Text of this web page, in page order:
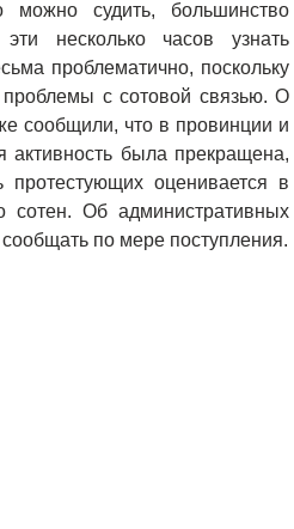
можно судить, большинство
несколько часов узнать
проблематично, поскольку
с сотовой связью. О
сообщили, что в провинции и
активность была прекращена,
протестующих оценивается в
сотен. Об административных
по мере поступления.